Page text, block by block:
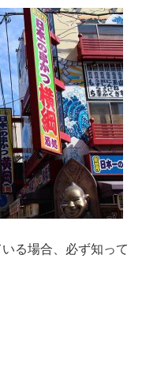
る場合、必ず知って